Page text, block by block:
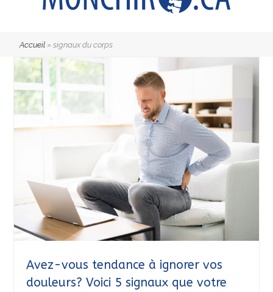
Accueil »signaux du corps
Avez-vous tendance à ignorer vos
douleurs? Voici 5 signaux que votre